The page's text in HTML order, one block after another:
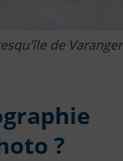
de Varanger
?